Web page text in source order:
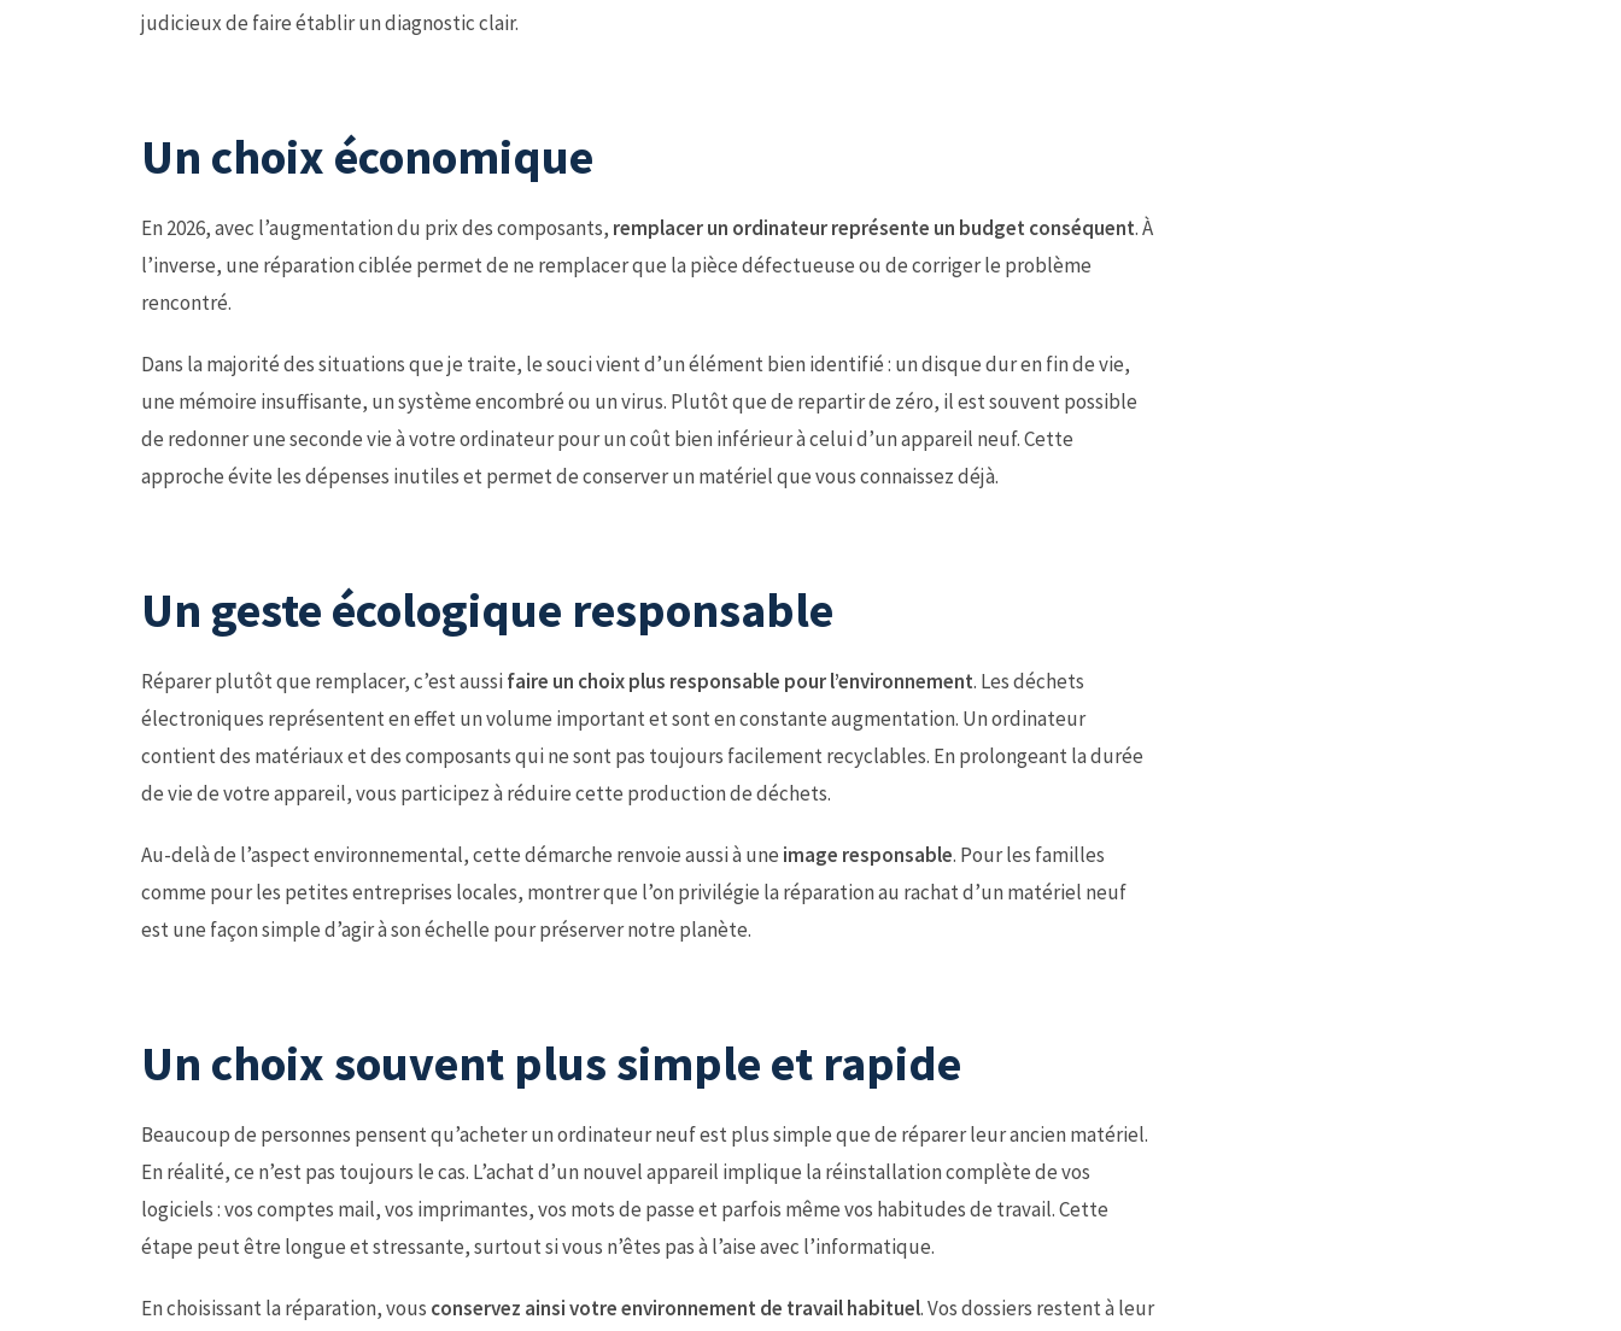
judicieux de faire établir un diagnostic clair.
Un choix économique
En 2026, avec l’augmentation du prix des composants, remplacer un ordinateur représente un budget conséquent. À
l’inverse, une réparation ciblée permet de ne remplacer que la pièce défectueuse ou de corriger le problème
rencontré.
Dans la majorité des situations que je traite, le souci vient d’un élément bien identifié : un disque dur en fin de vie,
une mémoire insuffisante, un système encombré ou un virus. Plutôt que de repartir de zéro, il est souvent possible
de redonner une seconde vie à votre ordinateur pour un coût bien inférieur à celui d’un appareil neuf. Cette
approche évite les dépenses inutiles et permet de conserver un matériel que vous connaissez déjà.
Un geste écologique responsable
Réparer plutôt que remplacer, c’est aussi faire un choix plus responsable pour l’environnement. Les déchets
électroniques représentent en effet un volume important et sont en constante augmentation. Un ordinateur
contient des matériaux et des composants qui ne sont pas toujours facilement recyclables. En prolongeant la durée
de vie de votre appareil, vous participez à réduire cette production de déchets.
Au-delà de l’aspect environnemental, cette démarche renvoie aussi à une image responsable. Pour les familles
comme pour les petites entreprises locales, montrer que l’on privilégie la réparation au rachat d’un matériel neuf
est une façon simple d’agir à son échelle pour préserver notre planète.
Un choix souvent plus simple et rapide
Beaucoup de personnes pensent qu’acheter un ordinateur neuf est plus simple que de réparer leur ancien matériel.
En réalité, ce n’est pas toujours le cas. L’achat d’un nouvel appareil implique la réinstallation complète de vos
logiciels : vos comptes mail, vos imprimantes, vos mots de passe et parfois même vos habitudes de travail. Cette
étape peut être longue et stressante, surtout si vous n’êtes pas à l’aise avec l’informatique.
En choisissant la réparation, vous conservez ainsi votre environnement de travail habituel. Vos dossiers restent à leur